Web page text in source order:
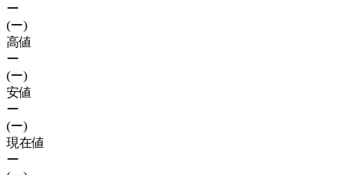
ー
(ー)
高値
ー
(ー)
安値
ー
(ー)
現在値
ー